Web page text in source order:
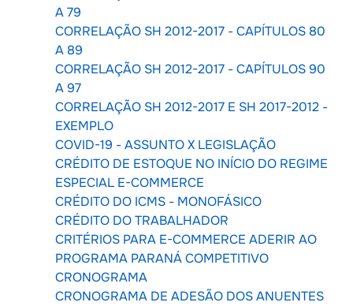
A 79
CORRELAÇÃO SH 2012-2017 - CAPÍTULOS 80
A 89
CORRELAÇÃO SH 2012-2017 - CAPÍTULOS 90
A 97
CORRELAÇÃO SH 2012-2017 E SH 2017-2012 -
EXEMPLO
COVID-19 - ASSUNTO X LEGISLAÇÃO
CRÉDITO DE ESTOQUE NO INÍCIO DO REGIME
ESPECIAL E-COMMERCE
CRÉDITO DO ICMS - MONOFÁSICO
CRÉDITO DO TRABALHADOR
CRITÉRIOS PARA E-COMMERCE ADERIR AO
PROGRAMA PARANÁ COMPETITIVO
CRONOGRAMA
CRONOGRAMA DE ADESÃO DOS ANUENTES